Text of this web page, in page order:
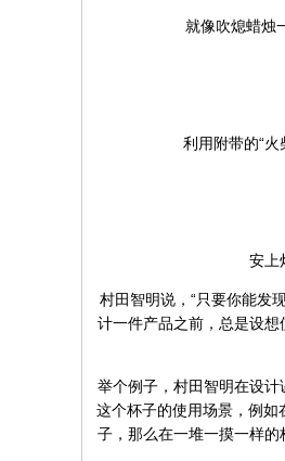
就像吹熄蜡烛
利用附带的“
安上
村田智明说，“只要你能发
计一件产品之前，总是设
举个例子，村田智明在设
这个杯子的使用场景，例如
子，那么在一堆一摸一样